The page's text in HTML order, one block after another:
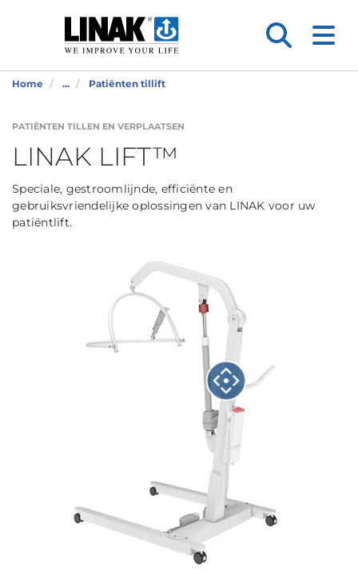
Home ... Patiënten tillift
PATIËNTEN TILLEN EN VERPLAATSEN
LINAK LIFT™
Speciale, gestroomlijnde, efficiënte en
gebruiksvriendelijke oplossingen van LINAK voor uw
patiëntlift.